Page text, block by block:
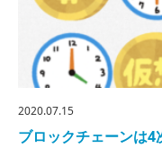
2020.07.15
ブロックチェーンは